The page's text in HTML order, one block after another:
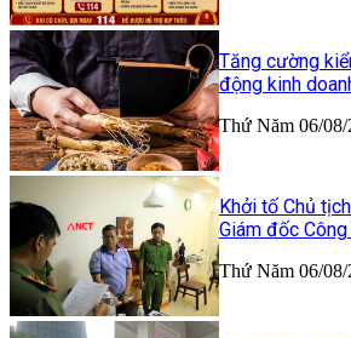
Tăng cường
động kinh
Thứ Năm 06/
Khởi tố Chủ
Giám đốc
Thứ Năm 06/